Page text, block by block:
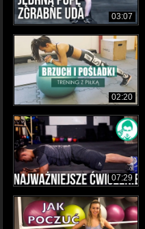
03:07
02:20
07:29